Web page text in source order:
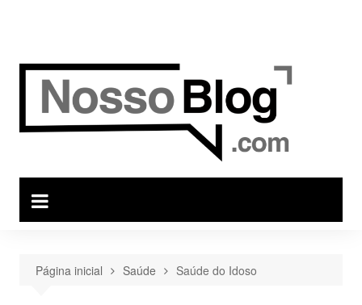
conteúdo
Página inicial Saúde Saúde do Idoso